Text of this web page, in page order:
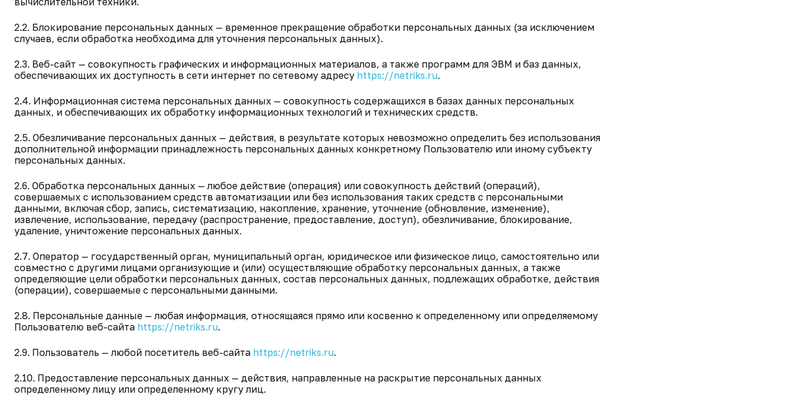
2.2. Блокирование персональных данных — временное прекращение обработки персональных данных (за исключением
случаев, если обработка необходима для уточнения персональных данных).
2.3. Веб-сайт — совокупность графических и информационных материалов, а также программ для ЭВМ и баз данных,
обеспечивающих их доступность в сети интернет по сетевому адресу https://netriks.ru.
2.4. Информационная система персональных данных — совокупность содержащихся в базах данных персональных
данных, и обеспечивающих их обработку информационных технологий и технических средств.
2.5. Обезличивание персональных данных — действия, в результате которых невозможно определить без использования
дополнительной информации принадлежность персональных данных конкретному Пользователю или иному субъекту
персональных данных.
2.6. Обработка персональных данных — любое действие (операция) или совокупность действий (операций),
совершаемых с использованием средств автоматизации или без использования таких средств с персональными
данными, включая сбор, запись, систематизацию, накопление, хранение, уточнение (обновление, изменение),
извлечение, использование, передачу (распространение, предоставление, доступ), обезличивание, блокирование,
удаление, уничтожение персональных данных.
2.7. Оператор — государственный орган, муниципальный орган, юридическое или физическое лицо, самостоятельно или
совместно с другими лицами организующие и (или) осуществляющие обработку персональных данных, а также
определяющие цели обработки персональных данных, состав персональных данных, подлежащих обработке, действия
(операции), совершаемые с персональными данными.
2.8. Персональные данные — любая информация, относящаяся прямо или косвенно к определенному или определяемому
Пользователю веб-сайта https://netriks.ru.
2.9. Пользователь — любой посетитель веб-сайта https://netriks.ru.
2.10. Предоставление персональных данных — действия, направленные на раскрытие персональных данных
определенному лицу или определенному кругу лиц.